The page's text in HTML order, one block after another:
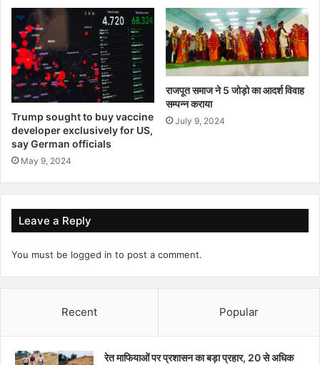
Trump sought to buy vaccine
developer exclusively for US,
say German officials
May 9, 2024
राजपूत समाज ने 5 जोड़ो का आदर्श विवाह
सम्पन्न कराया
July 9, 2024
Leave a Reply
You must be logged in to post a comment.
Recent Popular
रेत माफियाओं पर प्रशासन का बड़ा प्रहार, 20 से अधिक